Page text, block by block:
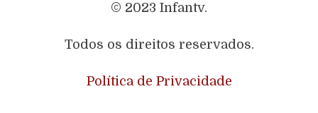
© 2023 Infantv.
Todos os direitos reservados.
Política de Privacidade